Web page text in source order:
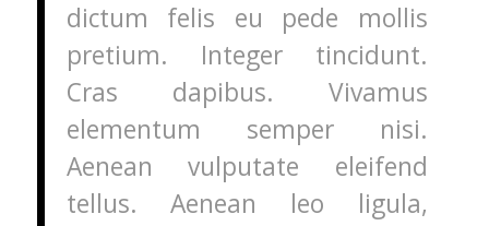
dictum felis eu pede mollis
pretium. Integer tincidunt.
Cras dapibus. Vivamus
elementum semper nisi.
Aenean vulputate eleifend
tellus. Aenean leo ligula,